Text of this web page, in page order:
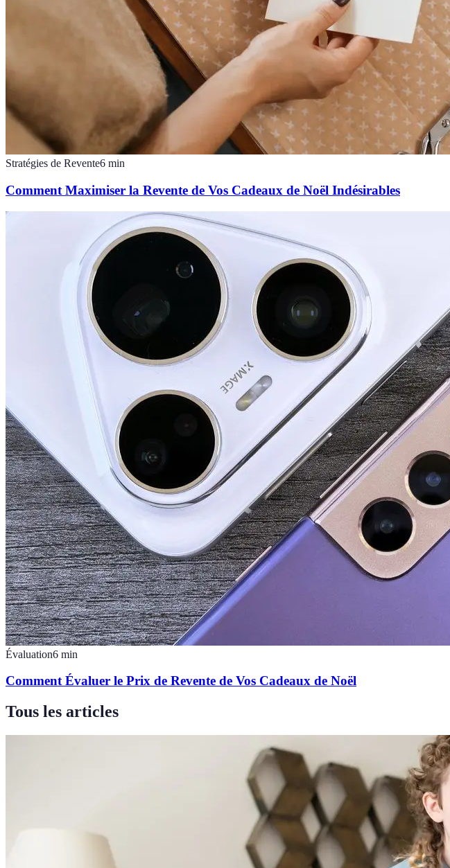
Stratégies de Revente6 min
Comment Maximiser la Revente de Vos Cadeaux de Noël Indésirables
Évaluation6 min
Comment Évaluer le Prix de Revente de Vos Cadeaux de Noël
Tous les articles